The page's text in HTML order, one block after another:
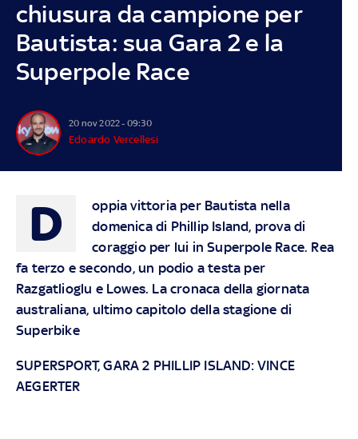
chiusura da campione per
Bautista: sua Gara 2 e la
Superpole Race
20 nov 2022 - 09:30
Edoardo Vercellesi
D
oppia vittoria per Bautista nella
domenica di Phillip Island, prova di
coraggio per lui in Superpole Race. Rea
fa terzo e secondo, un podio a testa per
Razgatlioglu e Lowes. La cronaca della giornata
australiana, ultimo capitolo della stagione di
Superbike
SUPERSPORT, GARA 2 PHILLIP ISLAND: VINCE
AEGERTER